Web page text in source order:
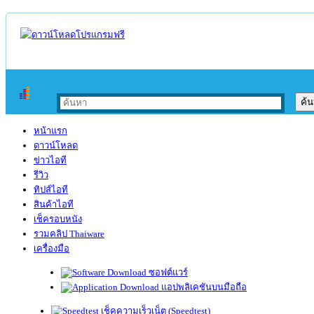
หน้าแรก
ดาวน์โหลด
ข่าวไอที
รีวิว
ทิปส์ไอที
สินค้าไอที
เช็ครอบหนัง
รวมคลิป Thaiware
เครื่องมือ
ซอฟต์แวร์
แอปพลิเคชันบนมือถือ
เช็คความเร็วเน็ต (Speedtest)